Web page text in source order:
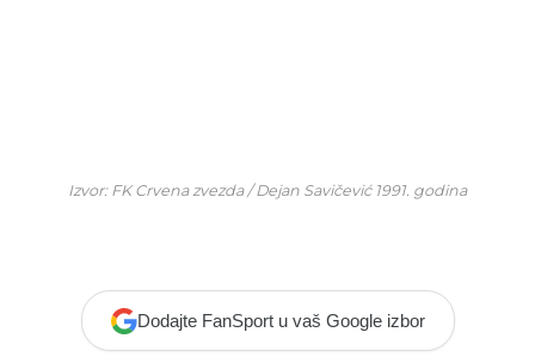
Izvor: FK Crvena zvezda / Dejan Savičević 1991. godina
Dodajte FanSport u vaš Google izbor